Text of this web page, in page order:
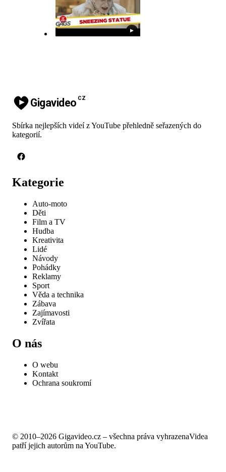
▶
Gigavideo CZ
Sbírka nejlepších videí z YouTube přehledně seřazených do
kategorií.
Kategorie
Auto-moto
Děti
Film a TV
Hudba
Kreativita
Lidé
Návody
Pohádky
Reklamy
Sport
Věda a technika
Zábava
Zajímavosti
Zvířata
O nás
O webu
Kontakt
Ochrana soukromí
© 2010–2026 Gigavideo.cz – všechna práva vyhrazenaVidea
patří jejich autorům na YouTube.